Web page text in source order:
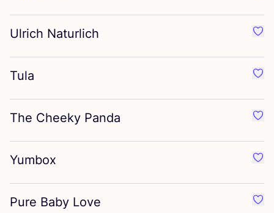
Ulrich Naturlich
Tula
The Cheeky Panda
Yumbox
Pure Baby Love